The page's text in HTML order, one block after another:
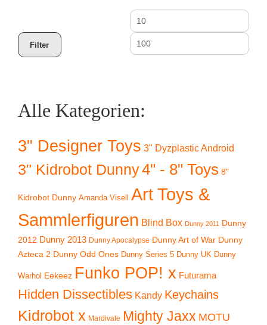
Min.
Preis
Filter
Alle Kategorien:
3" Designer Toys 3" Dyzplastic Android
3" Kidrobot Dunny4" - 8" Toys 8"
Kidrobot Dunny Amanda Visell
Art Toys &
Sammlerfiguren Blind Box Dunny 2011
Dunny
2012 Dunny 2013 Dunny Apocalypse Dunny Art of War Dunny
Azteca 2 Dunny Odd Ones Dunny Series 5 Dunny UK Dunny
Warhol Eekeez Funko POP! x Futurama
Hidden Dissectibles Kandy Keychains
Kidrobot x Mardivale Mighty Jaxx MOTU